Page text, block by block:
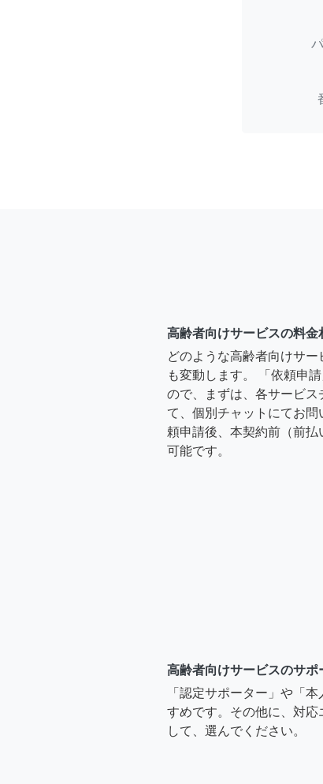
高齢者向けサービスの料金
どのような高齢者向けサ
も変動します。 「依頼申
ので、まずは、各サービ
て、個別チャットにてお
頼申請後、本契約前（前
可能です。
高齢者向けサービスのサポ
「認定サポーター」や「
すめです。その他に、対
して、選んでください。